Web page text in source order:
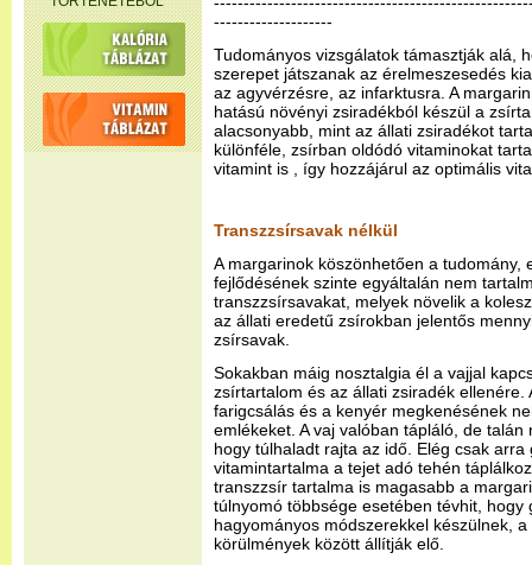
--------------------
Tudományos vizsgálatok támasztják alá,
szerepet játszanak az érelmeszesedés
az agyvérzésre, az infarktusra. A
hatású növényi zsiradékból készül a
alacsonyabb, mint az állati zsiradékot
különféle, zsírban oldódó vitaminokat
vitamint is , így hozzájárul az optimális
Transzzsírsavak nélkül
A margarinok köszönhetően a tudomány,
fejlődésének szinte egyáltalán nem
transzzsírsavakat, melyek növelik a
az állati eredetű zsírokban jelentős
zsírsavak.
Sokakban máig nosztalgia él a vajjal
zsírtartalom és az állati zsiradék ellenére.
farigcsálás és a kenyér megkenésének
emlékeket. A vaj valóban tápláló, de
hogy túlhaladt rajta az idő. Elég csak arra
vitamintartalma a tejet adó tehén
transzzsír tartalma is magasabb a
túlnyomó többsége esetében tévhit, hogy
hagyományos módszerekkel készülnek,
körülmények között állítják elő.